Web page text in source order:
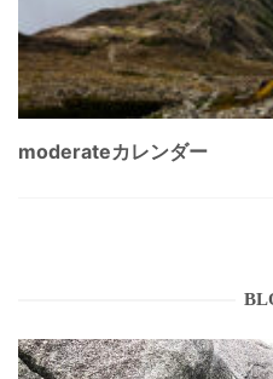
moderateカレンダー